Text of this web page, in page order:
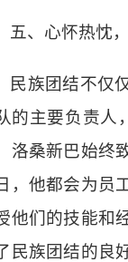
五、心怀热忱
民族团结不仅
的主要负责人
洛桑新巴始终
，他都会为员
他们的技能和
民族团结的良